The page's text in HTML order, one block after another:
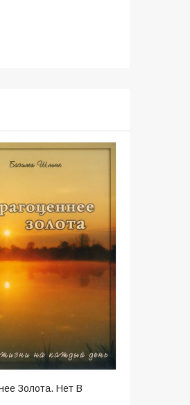
Золота. Нет В